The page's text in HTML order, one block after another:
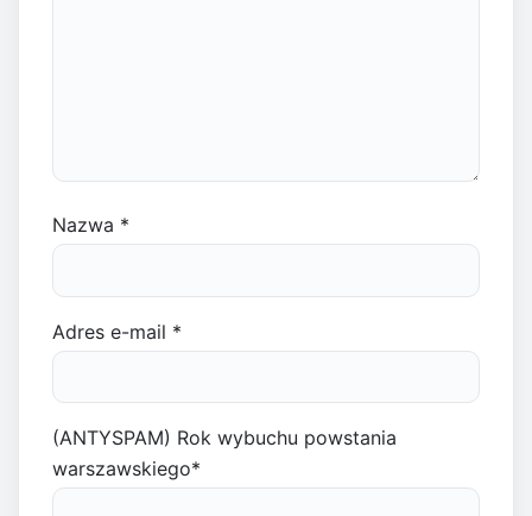
Nazwa *
Adres e-mail *
(ANTYSPAM) Rok wybuchu powstania
warszawskiego*